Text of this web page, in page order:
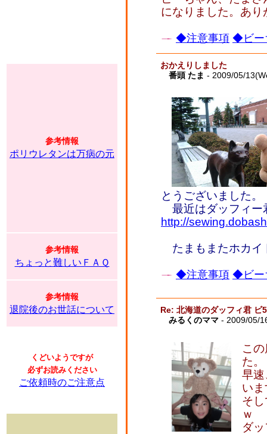
参考情報
ポリウレタンは万病の元
参考情報
ちょっと難しいＦＡＱ
参考情報
退院後のお世話について
くどいようですが
必ずお読みください
ご依頼時のご注意点
になりました。あ
◆注意事項 ◆ビー
おかえりしました
番頭 たま - 2009/05/
とうございました。
最近はダッフィー
http://
たまもまたホカイ
◆注意事項 ◆ビー
Re: 北海道のダッフィ君 ビ
みるくのママ - 2009/05/
こ
た。
早
い
そ
ｗ
ダ